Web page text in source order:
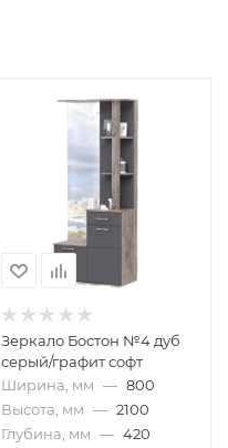
Зеркало Бостон №4 дуб
серый/графит софт
Ширина, мм — 800
Высота, мм — 2100
Глубина, мм — 420